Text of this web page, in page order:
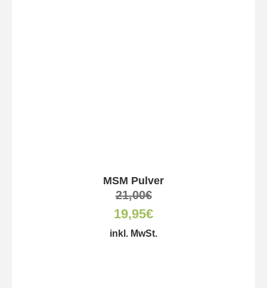
MSM Pulver
21,00€
19,95€
inkl. MwSt.